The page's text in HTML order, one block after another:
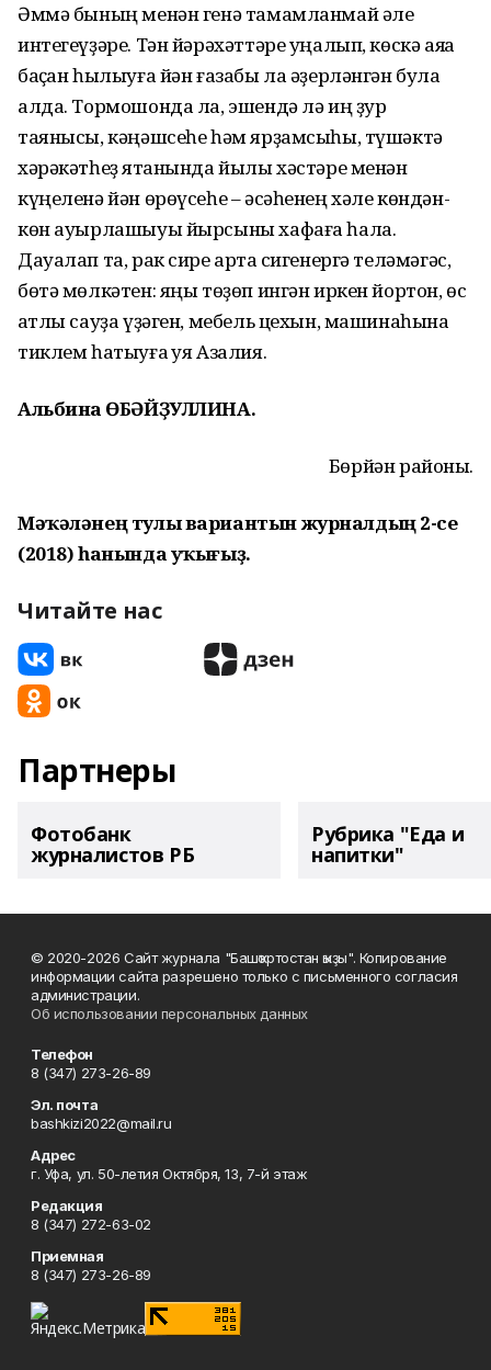
Әммә бының менән генә тамамланмай әле
интегеүҙәре. Тән йәрәхәттәре уңалып, көскә аяҡҡа
баҫҡан һылыуға йән ғазабы ла әҙерләнгән була
алда. Тормошонда ла, эшендә лә иң ҙур
таянысы, кәңәшсеһе һәм ярҙамсыһы, түшәктә
хәрәкәтһеҙ ятҡанында йылы хәстәре менән
күңеленә йән өрөүсеһе – әсәһенең хәле көндән-
көн ауырлашыуы йырсыны хафаға һала.
Дауалап та, рак сире артҡа сигенергә теләмәгәс,
бөтә мөлкәтен: яңы төҙөп ингән иркен йортон, өс
ҡатлы сауҙа үҙәген, мебель цехын, машинаһына
тиклем һатыуға ҡуя Азалия.
Альбина ҒӨБӘЙҘУЛЛИНА.
Бөрйән районы.
Мәҡәләнең тулы вариантын журналдың 2-се
(2018) һанында уҡығыҙ.
Читайте нас
Партнеры
Фотобанк
журналистов РБ
Рубрика "Еда и
напитки"
© 2020-2026 Сайт журнала "Башҡортостан ҡыҙы". Копирование
информации сайта разрешено только с письменного согласия
администрации.
Об использовании персональных данных
Телефон
8 (347) 273-26-89
Эл. почта
bashkizi2022@mail.ru
Адрес
г. Уфа, ул. 50-летия Октября, 13, 7-й этаж
Редакция
8 (347) 272-63-02
Приемная
8 (347) 273-26-89